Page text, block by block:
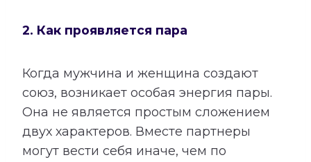
2. Как проявляется пара
Когда мужчина и женщина создают
союз, возникает особая энергия пары.
Она не является простым сложением
двух характеров. Вместе партнеры
могут вести себя иначе, чем по